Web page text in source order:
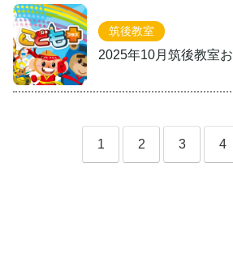
筑後教室
2025年10月筑後教室お
1 2 3 4